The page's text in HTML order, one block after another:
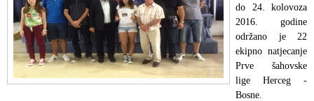
do 24. kolovoza
2016. godine
održano je 22
ekipno natjecanje
Prve šahovske
lige Herceg -
Bosne.